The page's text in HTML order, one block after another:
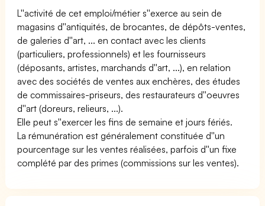
L''activité de cet emploi/métier s''exerce au sein de
magasins d''antiquités, de brocantes, de dépôts-ventes,
de galeries d''art, ... en contact avec les clients
(particuliers, professionnels) et les fournisseurs
(déposants, artistes, marchands d''art, ...), en relation
avec des sociétés de ventes aux enchères, des études
de commissaires-priseurs, des restaurateurs d''oeuvres
d''art (doreurs, relieurs, ...).
Elle peut s''exercer les fins de semaine et jours fériés.
La rémunération est généralement constituée d''un
pourcentage sur les ventes réalisées, parfois d''un fixe
complété par des primes (commissions sur les ventes).